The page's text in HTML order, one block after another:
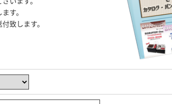
す。
致します。